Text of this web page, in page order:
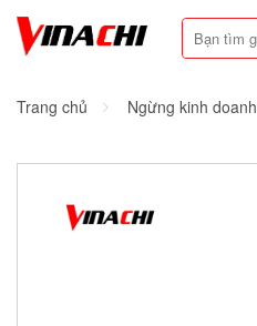
Trang chủ Ngừng kinh doanh